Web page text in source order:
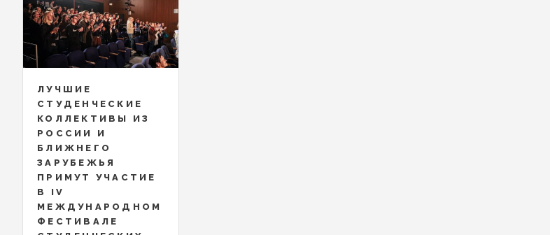
ЛУЧШИЕ
СТУДЕНЧЕСКИЕ
КОЛЛЕКТИВЫ ИЗ
РОССИИ И
БЛИЖНЕГО
ЗАРУБЕЖЬЯ
ПРИМУТ УЧАСТИЕ
В IV
МЕЖДУНАРОДНОМ
ФЕСТИВАЛЕ